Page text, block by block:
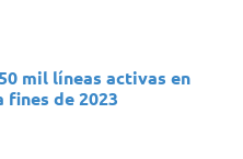
mil líneas activas en
fines de 2023